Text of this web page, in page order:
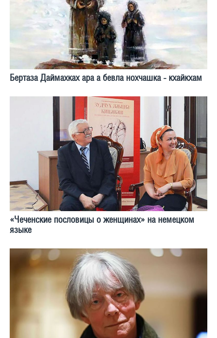
Бертаза Даймахках ара а бевла нохчашка - кхайкхам
«Чеченские пословицы о женщинах» на немецком
языке